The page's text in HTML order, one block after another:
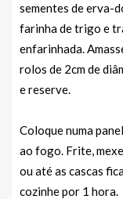
sementes de erva-
farinha de trigo e
enfarinhada.
rolos de 2cm de
e reserve.
Coloque numa
ao fogo. Frite,
ou até as cascas
cozinhe por 1 hora.